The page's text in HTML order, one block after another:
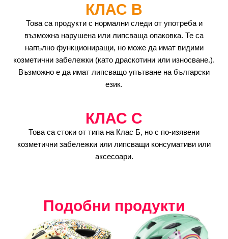
КЛАС B
Това са продукти с нормални следи от употреба и
възможна нарушена или липсваща опаковка. Те са
напълно функциониращи, но може да имат видими
козметични забележки (като драскотини или износване.).
Възможно е да имат липсващо упътване на български
език.
КЛАС C
Това са стоки от типа на Клас Б, но с по-изявени
козметични забележки или липсващи консумативи или
аксесоари.
Подобни продукти